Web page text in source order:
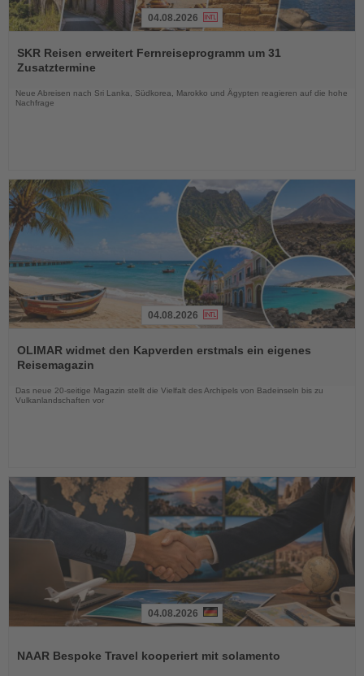
Sie
die
04.08.2026
SKR Reisen erweitert Fernreiseprogramm um 31
Zusatztermine
Neue Abreisen nach Sri Lanka, Südkorea, Marokko und Ägypten reagieren auf die hohe
Nachfrage
Sie
die
Nachrichten
04.08.2026
OLIMAR widmet den Kapverden erstmals ein eigenes
Reisemagazin
Das neue 20-seitige Magazin stellt die Vielfalt des Archipels von Badeinseln bis zu
Vulkanlandschaften vor
die
04.08.2026
NAAR Bespoke Travel kooperiert mit solamento